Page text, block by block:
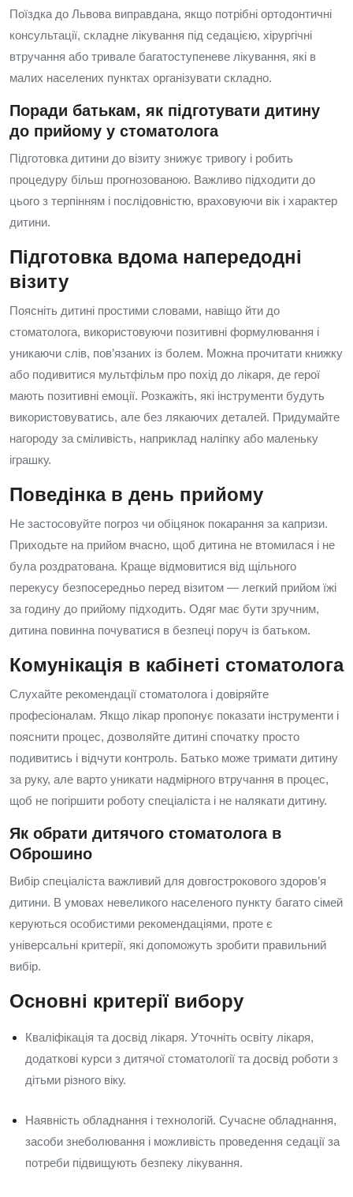
Поїздка до Львова виправдана, якщо потрібні ортодонтичні
консультації, складне лікування під седацією, хірургічні
втручання або тривале багатоступеневе лікування, які в
малих населених пунктах організувати складно.
Поради батькам, як підготувати дитину
до прийому у стоматолога
Підготовка дитини до візиту знижує тривогу і робить
процедуру більш прогнозованою. Важливо підходити до
цього з терпінням і послідовністю, враховуючи вік і характер
дитини.
Підготовка вдома напередодні
візиту
Поясніть дитині простими словами, навіщо йти до
стоматолога, використовуючи позитивні формулювання і
уникаючи слів, пов’язаних із болем. Можна прочитати книжку
або подивитися мультфільм про похід до лікаря, де герої
мають позитивні емоції. Розкажіть, які інструменти будуть
використовуватись, але без лякаючих деталей. Придумайте
нагороду за сміливість, наприклад наліпку або маленьку
іграшку.
Поведінка в день прийому
Не застосовуйте погроз чи обіцянок покарання за капризи.
Приходьте на прийом вчасно, щоб дитина не втомилася і не
була роздратована. Краще відмовитися від щільного
перекусу безпосередньо перед візитом — легкий прийом їжі
за годину до прийому підходить. Одяг має бути зручним,
дитина повинна почуватися в безпеці поруч із батьком.
Комунікація в кабінеті стоматолога
Слухайте рекомендації стоматолога і довіряйте
професіоналам. Якщо лікар пропонує показати інструменти і
пояснити процес, дозволяйте дитині спочатку просто
подивитись і відчути контроль. Батько може тримати дитину
за руку, але варто уникати надмірного втручання в процес,
щоб не погіршити роботу спеціаліста і не налякати дитину.
Як обрати дитячого стоматолога в
Оброшино
Вибір спеціаліста важливий для довгострокового здоров’я
дитини. В умовах невеликого населеного пункту багато сімей
керуються особистими рекомендаціями, проте є
універсальні критерії, які допоможуть зробити правильний
вибір.
Основні критерії вибору
Кваліфікація та досвід лікаря. Уточніть освіту лікаря,
додаткові курси з дитячої стоматології та досвід роботи з
дітьми різного віку.
Наявність обладнання і технологій. Сучасне обладнання,
засоби знеболювання і можливість проведення седації за
потреби підвищують безпеку лікування.